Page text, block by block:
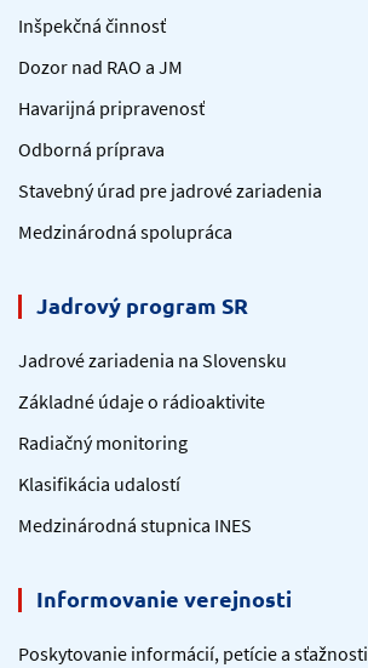
Inšpekčná činnosť
Dozor nad RAO a JM
Havarijná pripravenosť
Odborná príprava
Stavebný úrad pre jadrové zariadenia
Medzinárodná spolupráca
Jadrový program SR
Jadrové zariadenia na Slovensku
Základné údaje o rádioaktivite
Radiačný monitoring
Klasifikácia udalostí
Medzinárodná stupnica INES
Informovanie verejnosti
Poskytovanie informácií, petície a sťažnosti